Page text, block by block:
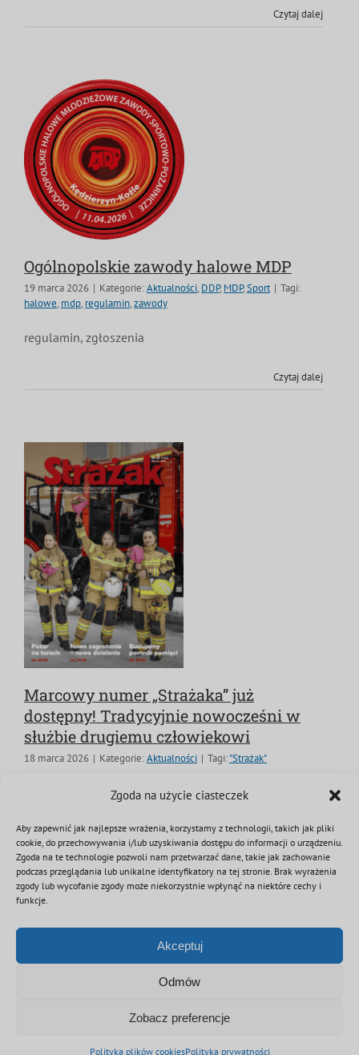
Zgoda na użycie ciasteczek
Aby zapewnić jak najlepsze wrażenia, korzystamy z technologii, takich jak pliki
cookie, do przechowywania i/lub uzyskiwania dostępu do informacji o urządzeniu.
Zgoda na te technologie pozwoli nam przetwarzać dane, takie jak zachowanie
podczas przeglądania lub unikalne identyfikatory na tej stronie. Brak wyrażenia
zgody lub wycofanie zgody może niekorzystnie wpłynąć na niektóre cechy i
funkcje.
Akceptuj
Odmów
Zobacz preferencje
Polityka plików cookiesPolityka prywatności
Czytaj dalej
Ogólnopolskie zawody halowe MDP
19 marca 2026 | Kategorie:Aktualności, DDP, MDP,Sport | Tagi:
halowe, mdp, regulamin,zawody
regulamin, zgłoszenia
Czytaj dalej
Marcowy numer „Strażaka” już
dostępny! Tradycyjnie nowocześni w
służbie drugiemu człowiekowi
18 marca 2026 | Kategorie:Aktualności | Tagi:"Strażak"
Wiosenne wydanie naszego czasopisma to hołd dla
niepokoju, widok munduru i remizy pozostaje
symbolem spokoju oraz normalności. W najnowszym
numerze udowadniamy, że choć
© Copyright 2012 - 2026 | Związek OSP RP